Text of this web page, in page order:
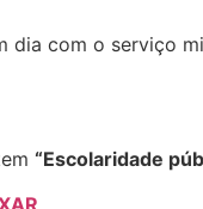
dia com o serviço
“Escolaridade